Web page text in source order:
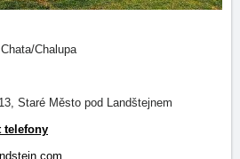
Chata/Chalupa
Staré Město pod Landštejnem
telefony